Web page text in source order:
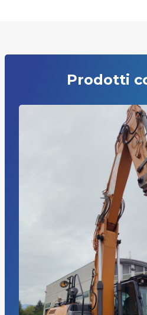
Prodotti